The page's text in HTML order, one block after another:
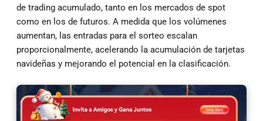
de trading acumulado, tanto en los mercados de spot
como en los de futuros. A medida que los volúmenes
aumentan, las entradas para el sorteo escalan
proporcionalmente, acelerando la acumulación de tarjetas
navideñas y mejorando el potencial en la clasificación.